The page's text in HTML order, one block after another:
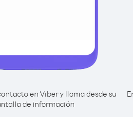
en Viber y llama desde su
de información